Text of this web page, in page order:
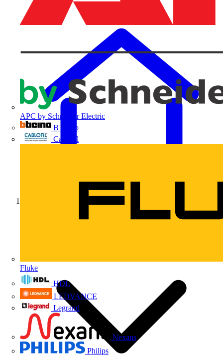
APC by Schneider Electric
BTicino
Cablofil
Fluke
HDL
LEDVANCE
Legrand
Nexans
Philips